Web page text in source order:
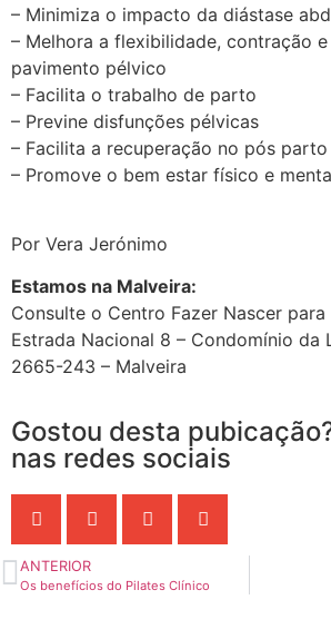
– Minimiza o impacto da diástase
– Melhora a flexibilidade, contração
pavimento pélvico
– Facilita o trabalho de parto
– Previne disfunções pélvicas
– Facilita a recuperação no pós parto
– Promove o bem estar físico e
Por Vera Jerónimo
Estamos na Malveira:
Consulte o Centro Fazer Nascer
Estrada Nacional 8 – Condomínio da
2665-243 – Malveira
Gostou desta
nas redes sociais
ANTERIOR
Os benefícios do Pilates Clínico